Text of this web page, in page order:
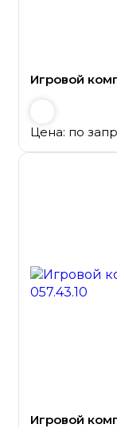
Игровой
Цена: по
Игровой